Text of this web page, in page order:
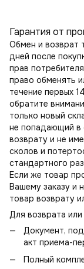
Гарантия от
Обмен и возврат
дней после
прав
право обменять
течение первых
обратите
только новый
не попадающий в
возврату и не
сколов и
стандартного
Если же товар
Вашему заказу и
товар возврату
Для возврата
Документ,
акт приема-
Полный